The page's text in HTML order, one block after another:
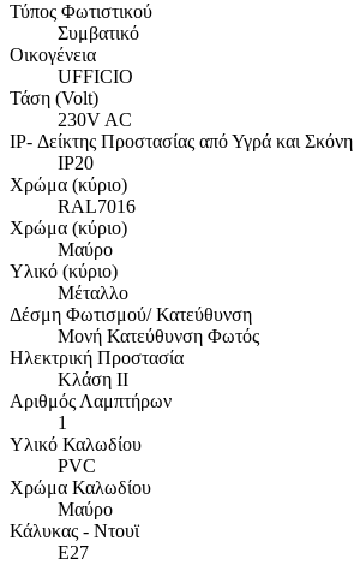
Τύπος Φωτιστικού
Συμβατικό
Οικογένεια
UFFICIO
Τάση (Volt)
230V AC
IP- Δείκτης Προστασίας από Υγρά και Σκόνη
IP20
Χρώμα (κύριο)
RAL7016
Χρώμα (κύριο)
Μαύρο
Υλικό (κύριο)
Μέταλλο
Δέσμη Φωτισμού/ Κατεύθυνση
Μονή Κατεύθυνση Φωτός
Ηλεκτρική Προστασία
Κλάση ΙΙ
Αριθμός Λαμπτήρων
1
Υλικό Καλωδίου
PVC
Χρώμα Καλωδίου
Μαύρο
Κάλυκας - Ντουϊ
E27